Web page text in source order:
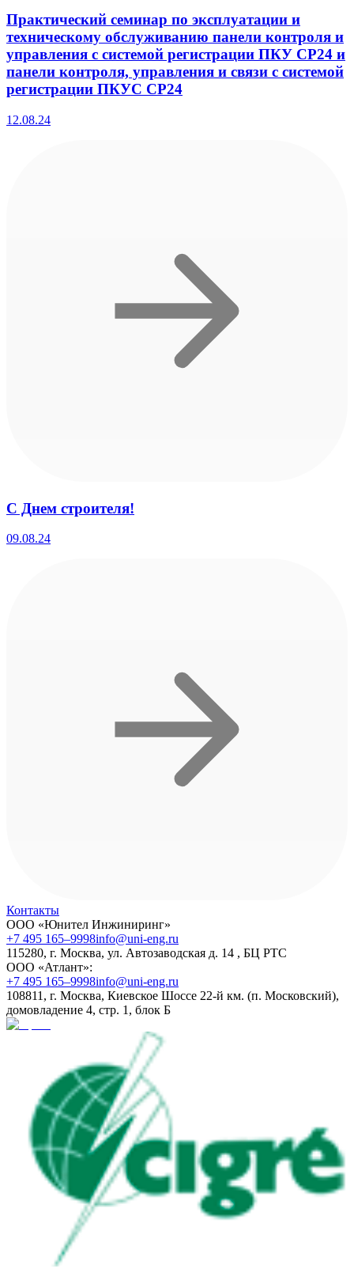
Практический семинар по эксплуатации и
техническому обслуживанию панели контроля и
управления с системой регистрации ПКУ СР24 и
панели контроля, управления и связи с системой
регистрации ПКУС СР24
12.08.24
С Днем строителя!
09.08.24
Контакты
ООО «Юнител Инжиниринг»
+7 495 165–9998info@uni-eng.ru
115280, г. Москва, ул. Автозаводская д. 14 , БЦ РТС
ООО «Атлант»:
+7 495 165–9998info@uni-eng.ru
108811, г. Москва, Киевское Шоссе 22-й км. (п. Московский),
домовладение 4, стр. 1, блок Б